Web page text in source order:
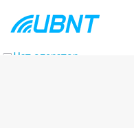
Чат оператор